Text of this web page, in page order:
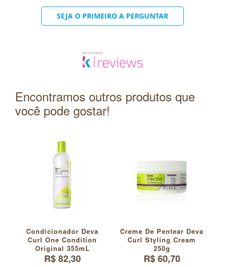
SEJA O PRIMEIRO A PERGUNTAR
Encontramos outros produtos que
você pode gostar!
Condicionador Deva
Curl One Condition
Original 355mL
R$ 82,30
Creme De Pentear Deva
Curl Styling Cream
250g
R$ 60,70